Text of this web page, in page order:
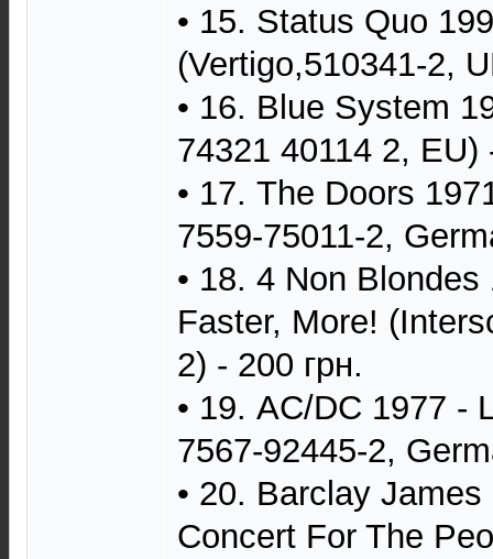
• 15. Status Quo
(Vertigo,510341-2,
• 16. Blue System
74321 40114 2, EU)
• 17. The Doors
7559-75011-2,
• 18. 4 Non
Faster, More!
2) - 200 грн.
• 19. AC/DC 1977 -
7567-92445-2,
• 20. Barclay
Concert For The